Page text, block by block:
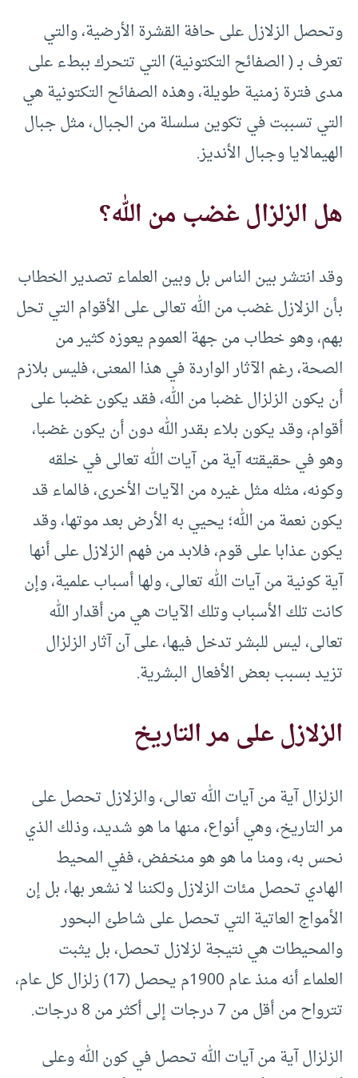
وتحصل الزلازل على حافة القشرة الأرضية، والتي
تعرف بـ ( الصفائح التكتونية) التي تتحرك ببطء على
مدى فترة زمنية طويلة، وهذه الصفائح التكتونية هي
التي تسببت في تكوين سلسلة من الجبال، مثل جبال
الهيمالايا وجبال الأنديز.
هل الزلزال غضب من الله؟
وقد انتشر بين الناس بل وبين العلماء تصدير الخطاب
بأن الزلازل غضب من الله تعالى على الأقوام التي تحل
بهم، وهو خطاب من جهة العموم يعوزه كثير من
الصحة، رغم الآثار الواردة في هذا المعنى، فليس بلازم
أن يكون الزلزال غضبا من الله، فقد يكون غضبا على
أقوام، وقد يكون بلاء بقدر الله دون أن يكون غضبا،
وهو في حقيقته آية من آيات الله تعالى في خلقه
وكونه، مثله مثل غيره من الآيات الأخرى، فالماء قد
يكون نعمة من الله؛ يحيي به الأرض بعد موتها، وقد
يكون عذابا على قوم، فلابد من فهم الزلازل على أنها
آية كونية من آيات الله تعالى، ولها أسباب علمية، وإن
كانت تلك الأسباب وتلك الآيات هي من أقدار الله
تعالى، ليس للبشر تدخل فيها، على آن آثار الزلزال
تزيد بسبب بعض الأفعال البشرية.
الزلازل على مر التاريخ
الزلزال آية من آيات الله تعالى، والزلازل تحصل على
مر التاريخ، وهي أنواع، منها ما هو شديد، وذلك الذي
نحس به، ومنا ما هو هو منخفض، ففي المحيط
الهادي تحصل مئات الزلازل ولكننا لا نشعر بها، بل إن
الأمواج العاتية التي تحصل على شاطئ البحور
والمحيطات هي نتيجة لزلازل تحصل، بل يثبت
العلماء أنه منذ عام 1900م يحصل (17) زلزال كل عام،
تترواح من أقل من 7 درجات إلى أكثر من 8 درجات.
الزلزال آية من آيات الله تحصل في كون الله وعلى